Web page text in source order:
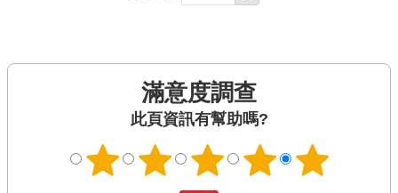
滿意度調查
此頁資訊有幫助嗎?